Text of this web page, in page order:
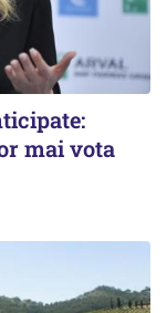
mai vota